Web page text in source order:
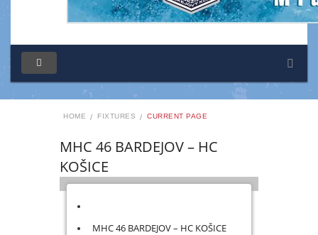
HOME FIXTURES CURRENT PAGE
MHC 46 BARDEJOV – HC
KOŠICE
MHC 46 BARDEJOV – HC KOŠICE